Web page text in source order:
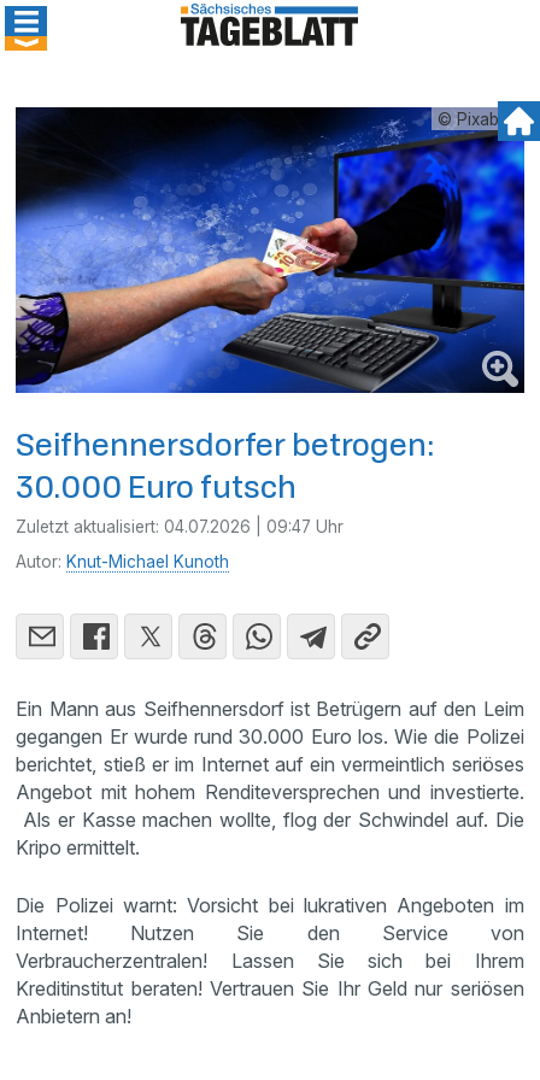
© Pixabay
Seifhennersdorfer betrogen:
30.000 Euro futsch
Zuletzt aktualisiert:04.07.2026 | 09:47 Uhr
Autor: Knut-Michael Kunoth
Ein Mann aus Seifhennersdorf ist Betrügern auf den Leim
gegangen Er wurde rund 30.000 Euro los. Wie die Polizei
berichtet, stieß er im Internet auf ein vermeintlich seriöses
Angebot mit hohem Renditeversprechen und investierte.
Als er Kasse machen wollte, flog der Schwindel auf. Die
Kripo ermittelt.
Die Polizei warnt: Vorsicht bei lukrativen Angeboten im
Internet! Nutzen Sie den Service von
Verbraucherzentralen! Lassen Sie sich bei Ihrem
Kreditinstitut beraten! Vertrauen Sie Ihr Geld nur seriösen
Anbietern an!